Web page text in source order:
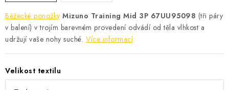
NOVINKY
NOVINKY INOV-8
Běžecké ponožky Mizuno Training Mid 3P 67UU95098 (tři páry
v balení) v trojím barevném provedení odvádí od těla vlhkost a
udržují vaše nohy suché. Více informací
Velikost textilu